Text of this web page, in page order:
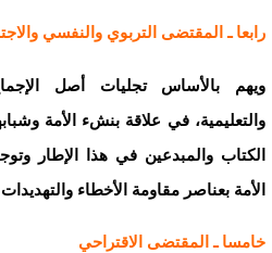
رابعا ـ المقتضى التربوي والنفسي
ويهم بالأساس تجليات أصل
والتعليمية، في علاقة بنشء الأمة
الكتاب والمبدعين في هذا الإطار
الأمة بعناصر مقاومة الأخطاء
خامسا ـ المقتضى الاقتراحي